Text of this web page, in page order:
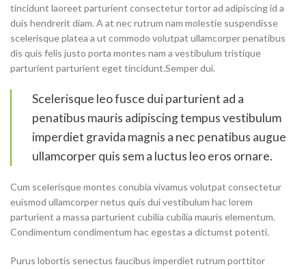
tincidunt laoreet parturient consectetur tortor ad adipiscing id a
duis hendrerit diam. A at nec rutrum nam molestie suspendisse
scelerisque platea a ut commodo volutpat ullamcorper penatibus
dis quis felis justo porta montes nam a vestibulum tristique
parturient parturient eget tincidunt.Semper dui.
Scelerisque leo fusce dui parturient ad a
penatibus mauris adipiscing tempus vestibulum
imperdiet gravida magnis a nec penatibus augue
ullamcorper quis sem a luctus leo eros ornare.
Cum scelerisque montes conubia vivamus volutpat consectetur
euismod ullamcorper netus quis dui vestibulum hac lorem
parturient a massa parturient cubilia cubilia mauris elementum.
Condimentum condimentum hac egestas a dictumst potenti.
Purus lobortis senectus faucibus imperdiet rutrum porttitor